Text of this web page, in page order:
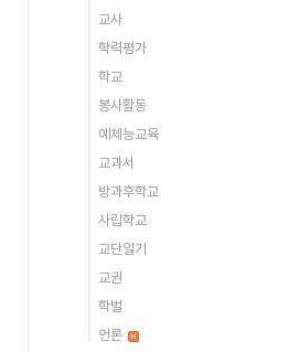
교사
학력평가
학교
봉사활동
예체능교육
교과서
방과후학교
사립학교
교단일기
교권
학벌
언론